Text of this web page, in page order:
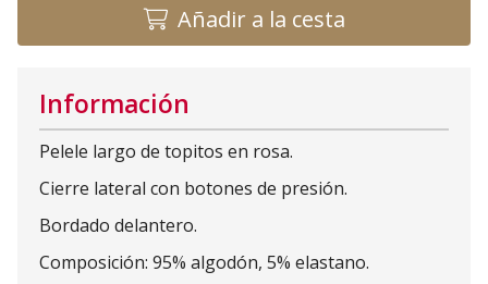
Añadir a la cesta
Información
Pelele largo de topitos en rosa.
Cierre lateral con botones de presión.
Bordado delantero.
Composición: 95% algodón, 5% elastano.